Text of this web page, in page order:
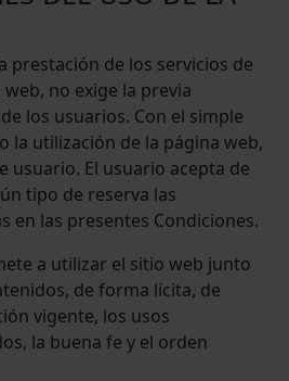
prestación de los servicios de
web, no exige la previa
los usuarios. Con el simple
la utilización de la página web,
usuario. El usuario acepta de
tipo de reserva las
en las presentes Condiciones.
a utilizar el sitio web junto
de forma lícita, de
vigente, los usos
la buena fe y el orden